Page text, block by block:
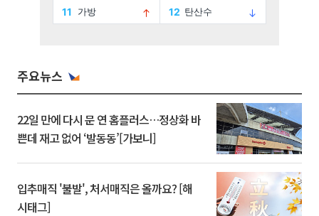
주요뉴스
22일 만에 다시 문 연 홈플러스…정상화 바
쁜데 재고 없어 ‘발동동’[가보니]
입추매직 '불발', 처서매직은 올까요? [해
시태그]